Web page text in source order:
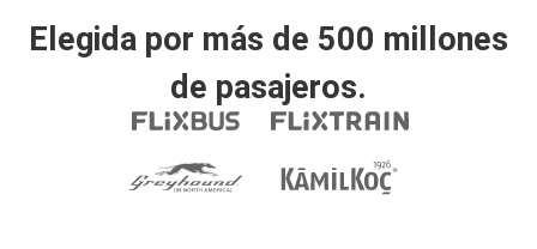
Elegida por más de 500 millones
de pasajeros.